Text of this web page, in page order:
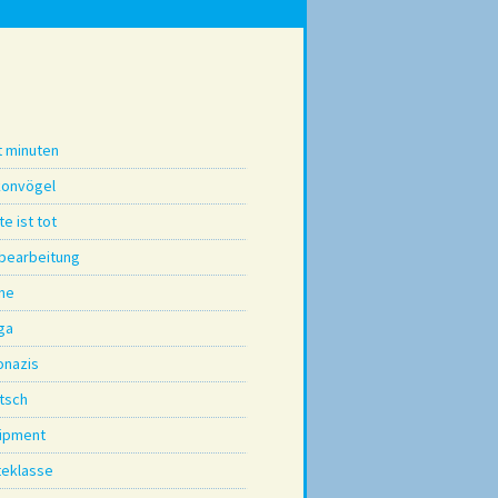
minuten
ist tot